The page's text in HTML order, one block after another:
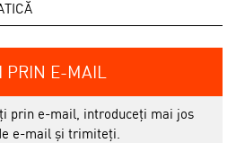
PRIN E-MAIL
prin e-mail, introduceți mai jos
e-mail și trimiteți.